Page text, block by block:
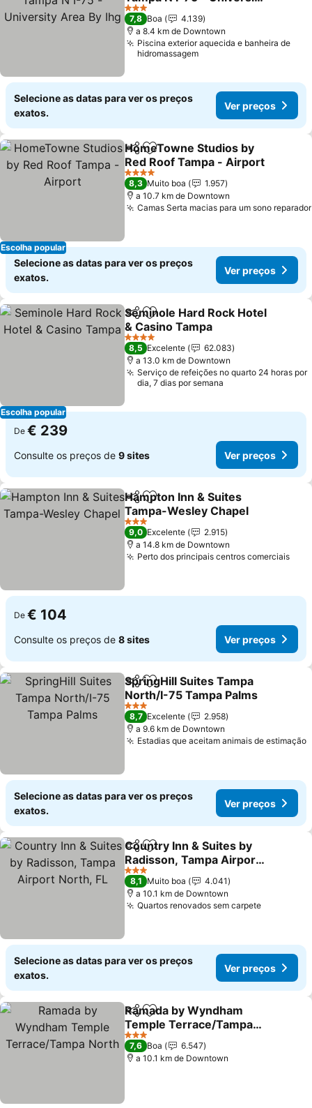
Area By Ihg
3 Estrelas
7,8 Boa
4.139
a 8.4 km de Downtown
Piscina exterior aquecida e banheira de
hidromassagem
Selecione as datas para ver os preços
exatos.
Ver preços
Escolha popular
PartilharAdicionar aos favoritos
HomeTowne Studios by
Red Roof Tampa - Airport
4 Estrelas
8,3 Muito boa
1.957
a 10.7 km de Downtown
Camas Serta macias para um sono reparador
Selecione as datas para ver os preços
exatos.
Ver preços
Escolha popular
PartilharAdicionar aos favoritos
Seminole Hard Rock Hotel
& Casino Tampa
4 Estrelas
8,5 Excelente
62.083
a 13.0 km de Downtown
Serviço de refeições no quarto 24 horas por
dia, 7 dias por semana
De € 239
Consulte os preços de 9 sites Ver preços
PartilharAdicionar aos favoritos
Hampton Inn & Suites
Tampa-Wesley Chapel
3 Estrelas
9,0 Excelente
2.915
a 14.8 km de Downtown
Perto dos principais centros comerciais
De € 104
Consulte os preços de 8 sites Ver preços
PartilharAdicionar aos favoritos
SpringHill Suites Tampa
North/I-75 Tampa Palms
3 Estrelas
8,7 Excelente
2.958
a 9.6 km de Downtown
Estadias que aceitam animais de estimação
Selecione as datas para ver os preços
exatos.
Ver preços
PartilharAdicionar aos favoritos
Country Inn & Suites by
Radisson, Tampa Airport
North, FL
3 Estrelas
8,1 Muito boa
4.041
a 10.1 km de Downtown
Quartos renovados sem carpete
Selecione as datas para ver os preços
exatos.
Ver preços
PartilharAdicionar aos favoritos
Ramada by Wyndham
Temple Terrace/Tampa
North
3 Estrelas
7,6 Boa
6.547
a 10.1 km de Downtown